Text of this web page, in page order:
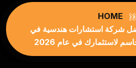
HOME
شركة استشارات هندسية في
لاستثمارك في عام 2026